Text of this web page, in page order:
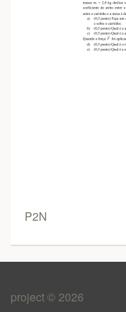
P2N
project © 2026